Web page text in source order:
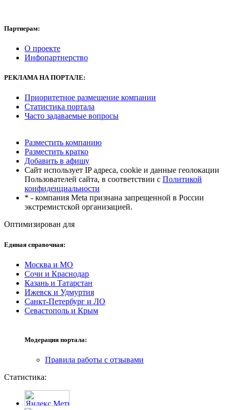
Партнерам:
О проекте
Инфопартнерство
РЕКЛАМАНА ПОРТАЛЕ:
Приоритетное размещение компании
Статистика портала
Часто задаваемые вопросы
Разместить компанию
Разместить кратко
Добавить в афишу
Сайт использует IP адреса, cookie и данные геолокации
Пользователей сайта, в соответствии с Политикой
конфиденциальности
* - компания Meta признана запрещенной в России
экстремистской организацией.
Оптимизирован для
Единая справочная:
Москва и МО
Сочи и Краснодар
Казань и Татарстан
Ижевск и Удмуртия
Санкт-Петербург и ЛО
Севастополь и Крым
Модерация портала:
Правила работы с отзывами
Статистика: